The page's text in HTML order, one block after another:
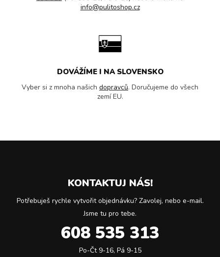
info@pulitoshop.cz
DOVÁŽÍME I NA SLOVENSKO
Vyber si z mnoha našich dopravců. Doručujeme do všech
zemí EU.
KONTAKTUJ NÁS!
Potřebuješ rychle vytvořit objednávku? Zavolej, nebo e-mail.
Jsme tu pro tebe.
608 535 313
Po-Čt 9-16, Pá 9-15